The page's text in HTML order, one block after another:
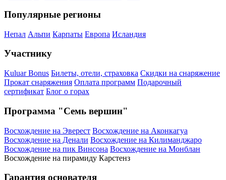
Популярные регионы
Непал Альпи Карпаты Европа Исландия
Участнику
Kuluar Bonus Билеты, отели, страховка Скидки на снаряжение
Прокат снаряжения Оплата программ Подарочный
сертификат Блог о горах
Программа "Семь вершин"
Восхождение на Эверест Восхождение на Аконкагуа
Восхождение на Денали Восхождение на Килиманджаро
Восхождение на пик Винсона Восхождение на Монблан
Восхождение на пирамиду Карстенз
Гарантия основателя